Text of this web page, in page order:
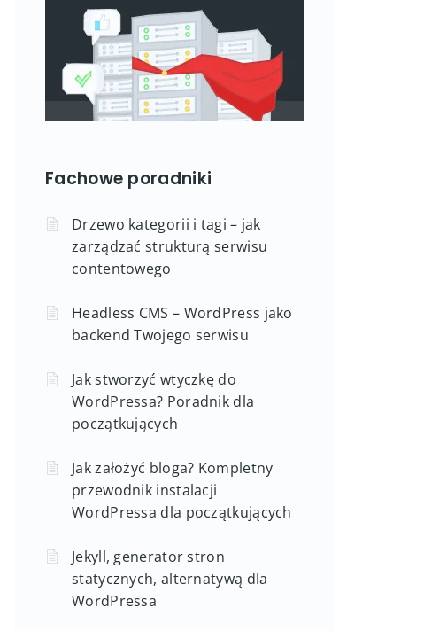
Fachowe poradniki
Drzewo kategorii i tagi – jak
zarządzać strukturą serwisu
contentowego
Headless CMS – WordPress jako
backend Twojego serwisu
Jak stworzyć wtyczkę do
WordPressa? Poradnik dla
początkujących
Jak założyć bloga? Kompletny
przewodnik instalacji
WordPressa dla początkujących
Jekyll, generator stron
statycznych, alternatywą dla
WordPressa